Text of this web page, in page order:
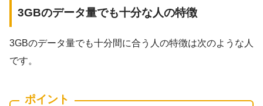
3GBのデータ量でも十分な人の特徴
3GBのデータ量でも十分間に合う人の特徴は次のような人
です。
ポイント